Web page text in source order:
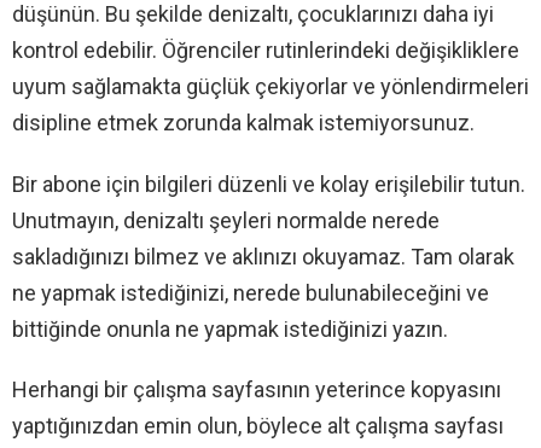
düşünün. Bu şekilde denizaltı, çocuklarınızı daha iyi
kontrol edebilir. Öğrenciler rutinlerindeki değişikliklere
uyum sağlamakta güçlük çekiyorlar ve yönlendirmeleri
disipline etmek zorunda kalmak istemiyorsunuz.
Bir abone için bilgileri düzenli ve kolay erişilebilir tutun.
Unutmayın, denizaltı şeyleri normalde nerede
sakladığınızı bilmez ve aklınızı okuyamaz. Tam olarak
ne yapmak istediğinizi, nerede bulunabileceğini ve
bittiğinde onunla ne yapmak istediğinizi yazın.
Herhangi bir çalışma sayfasının yeterince kopyasını
yaptığınızdan emin olun, böylece alt çalışma sayfası